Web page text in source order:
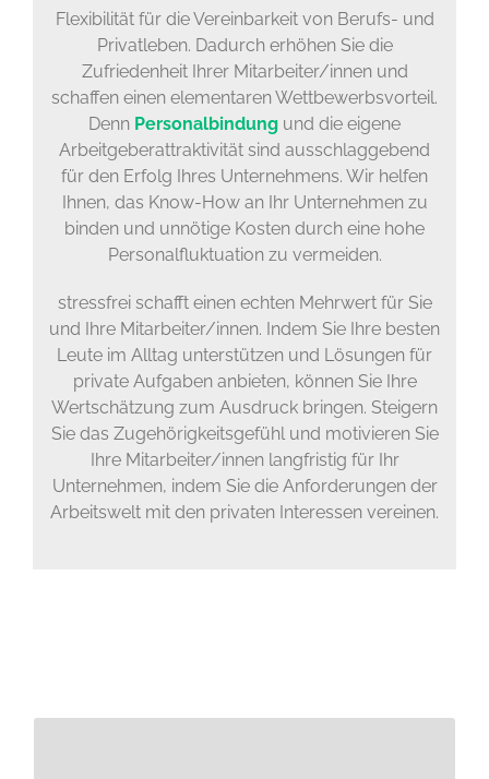
Flexibilität für die Vereinbarkeit von Berufs- und
Privatleben. Dadurch erhöhen Sie die
Zufriedenheit Ihrer Mitarbeiter/innen und
schaffen einen elementaren Wettbewerbsvorteil.
Denn Personalbindung und die eigene
Arbeitgeberattraktivität sind ausschlaggebend
für den Erfolg Ihres Unternehmens. Wir helfen
Ihnen, das Know-How an Ihr Unternehmen zu
binden und unnötige Kosten durch eine hohe
Personalfluktuation zu vermeiden.
stressfrei schafft einen echten Mehrwert für Sie
und Ihre Mitarbeiter/innen. Indem Sie Ihre besten
Leute im Alltag unterstützen und Lösungen für
private Aufgaben anbieten, können Sie Ihre
Wertschätzung zum Ausdruck bringen. Steigern
Sie das Zugehörigkeitsgefühl und motivieren Sie
Ihre Mitarbeiter/innen langfristig für Ihr
Unternehmen, indem Sie die Anforderungen der
Arbeitswelt mit den privaten Interessen vereinen.